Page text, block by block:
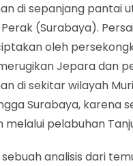
di sepanjang pantai
(Surabaya).
oleh
Jepara dan
di sekitar wilayah
Surabaya, karena
melalui pelabuhan
analisis dari